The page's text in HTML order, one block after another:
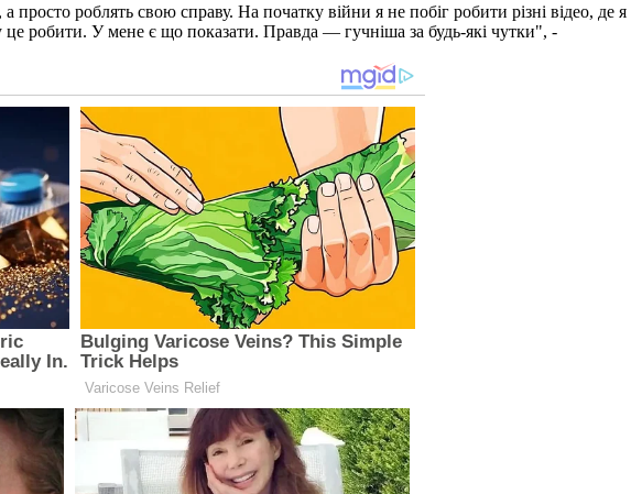
роблять свою справу. На початку війни я не побіг робити різні відео, де я
робити. У мене є що показати. Правда — гучніша за будь-які чутки", -